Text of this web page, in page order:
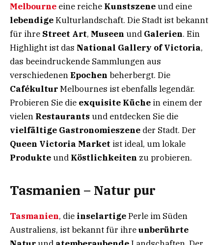
Melbourne eine reiche Kunstszeneund eine
lebendigeKulturlandschaft. Die Stadt ist bekannt
für ihre Street Art, Museen und Galerien. Ein
Highlight ist das National Gallery of Victoria,
das beeindruckende Sammlungen aus
verschiedenenEpochen beherbergt. Die
CafékulturMelbournes ist ebenfalls legendär.
Probieren Sie die exquisite Küche in einem der
vielen Restaurants und entdecken Sie die
vielfältige Gastronomieszene der Stadt. Der
Queen Victoria Market ist ideal, um lokale
Produkteund Köstlichkeiten zu probieren.
Tasmanien – Natur pur
Tasmanien, die inselartigePerle im Süden
Australiens, ist bekannt für ihreunberührte